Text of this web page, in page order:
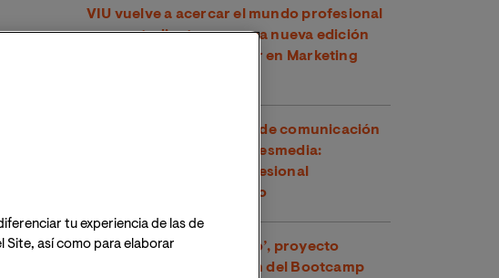
VIU vuelve a acercar el mundo profesional
a sus estudiantes con una nueva edición
del Hackathon del Máster en Marketing
Visita de los estudiantes de comunicación
a las instalaciones de Atresmedia:
formación y mundo profesional
conectados por el talento
‘Green Ticket Gamificado’, proyecto
ganador de la 10ª edición del Bootcamp
tu experiencia de las de
Site, así como para elaborar